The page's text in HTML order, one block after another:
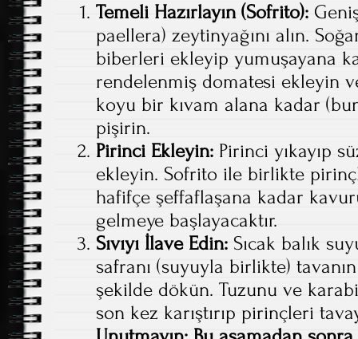
Temeli Hazırlayın (Sofrito):
paellera) zeytinyağını alın.
biberleri ekleyip yumuşayana
rendelenmiş domatesi ekleyin
koyu bir kıvam alana kadar
pişirin.
Pirinci Ekleyin: Pirinci yıkayıp
ekleyin. Sofrito ile birlikte
hafifçe şeffaflaşana kadar
gelmeye başlayacaktır.
Sıvıyı İlave Edin: Sıcak balık
safranı (suyuyla birlikte)
şekilde dökün. Tuzunu ve
son kez karıştırıp pirinçleri